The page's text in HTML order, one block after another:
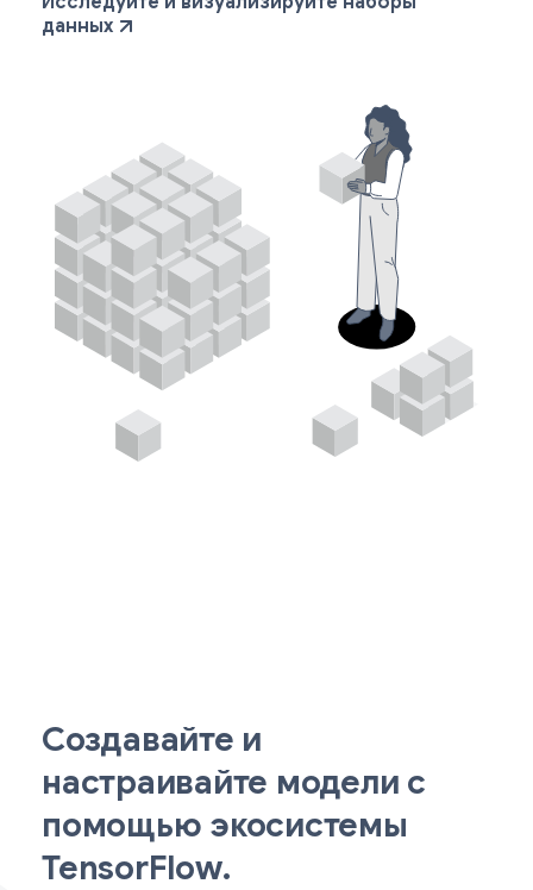
данных
Создавайте и
настраивайте модели с
помощью экосистемы
TensorFlow.